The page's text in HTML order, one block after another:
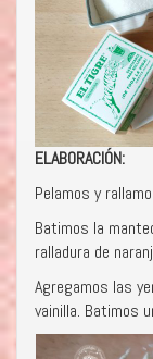
ELABORACIÓN:
Pelamos y
Batimos la
ralladura de
Agregamos las
vainilla. Batimos